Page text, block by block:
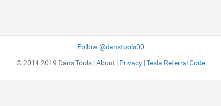
Follow @danstools00
© 2014-2019 Dan's Tools|About | Privacy|Tesla Referral Code